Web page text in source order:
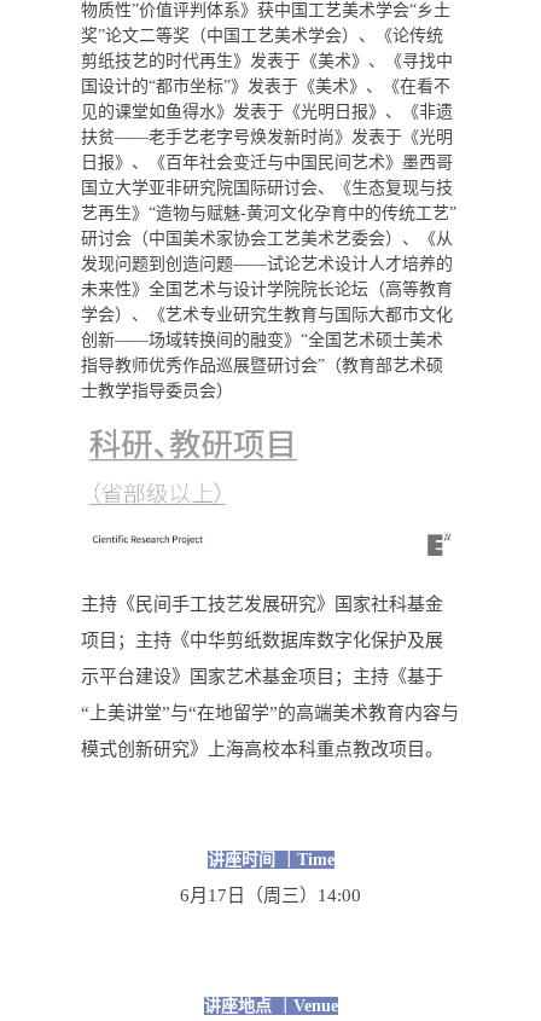
物质性”价值评判体系》获中国工艺美术学会“乡土
奖”论文二等奖（中国工艺美术学会）、《论传统
剪纸技艺的时代再生》发表于《美术》、《寻找中
国设计的“都市坐标”》发表于《美术》、《在看不
见的课堂如鱼得水》发表于《光明日报》、《非遗
扶贫——老手艺老字号焕发新时尚》发表于《光明
日报》、《百年社会变迁与中国民间艺术》墨西哥
国立大学亚非研究院国际研讨会、《生态复现与技
艺再生》“造物与赋魅-黄河文化孕育中的传统工艺”
研讨会（中国美术家协会工艺美术艺委会）、《从
发现问题到创造问题——试论艺术设计人才培养的
未来性》全国艺术与设计学院院长论坛（高等教育
学会）、《艺术专业研究生教育与国际大都市文化
创新——场域转换间的融变》“全国艺术硕士美术
指导教师优秀作品巡展暨研讨会”（教育部艺术硕
士教学指导委员会）
主持《民间手工技艺发展研究》国家社科基金
项目；主持《中华剪纸数据库数字化保护及展
示平台建设》国家艺术基金项目；主持《基于
“ 上美讲堂”与“在地留学”的高端美术教育内容与
模式创新研究》上海高校本科重点教改项目。
讲座时间 ｜Time
6月17日（周三）14:00
讲座地点 ｜Venue